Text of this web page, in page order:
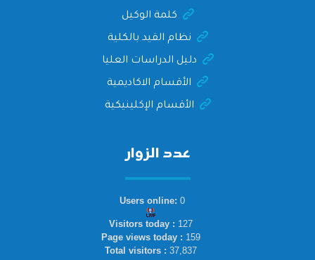
كلمة الوكيل
نظام القيد بالكلية
دليل الدراسات العليا
الأقسام الاكاديمية
الأقسام الإكلينيكية
عدد الزوار
Users online: 0
Visitors today : 127
Page views today : 159
Total visitors : 37,837